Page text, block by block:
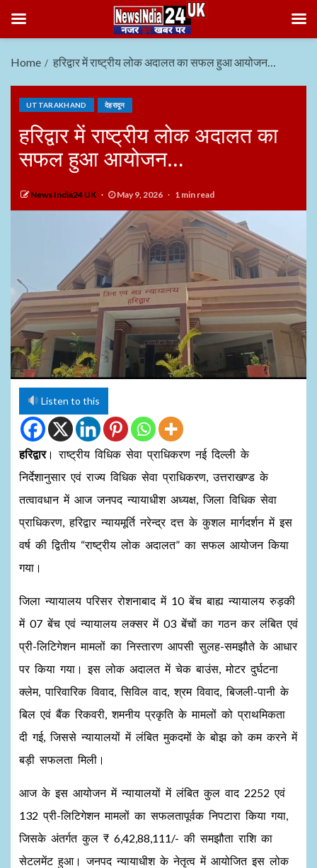
Home हरिद्वार में राष्ट्रीय लोक अदालत का सफल हुआ आयोजन…
UTTARAKHAND देहरादून
हरिद्वार में राष्ट्रीय लोक अदालत का
सफल हुआ आयोजन…
News India24 UK May 9, 2026 1 min read
Listen to this
हरिद्वार। राष्ट्रीय विधिक सेवा प्राधिकरण नई दिल्ली के
निर्देशानुसार एवं राज्य विधिक सेवा प्राधिकरण, उत्तराखण्ड के
तत्वावधान में आज जनपद न्यायाधीश अध्यक्ष, जिला विधिक सेवा
प्राधिकरण, हरिद्वार न्यायमूर्ति नरेन्द्र दत्त के कुशल मार्गदर्शन में इस
वर्ष की द्वितीय “राष्ट्रीय लोक अदालत” का सफल आयोजन किया
गया।
जिला न्यायालय परिसर रोशनाबाद में 10 बेंच बाह्य न्यायालय रुड़की
में 07 बेंच एवं न्यायालय लक्सर में 03 बेंचों का गठन कर लंबित एवं
प्री-लिटिगेशन मामलों का निस्तारण आपसी सुलह-समझौते के आधार
पर किया गया। इस लोक अदालत में चेक बाउंस, मोटर दुर्घटना
क्लेम, पारिवारिक विवाद, सिविल वाद, श्रम विवाद, बिजली-पानी के
बिल एवं बैंक रिकवरी, शमनीय प्रकृति के मामलों को प्राथमिकता
दी गई, जिससे न्यायालयों में लंबित मुकदमों के बोझ को कम करने में
बड़ी सफलता मिली।
आज के इस आयोजन में न्यायालयों में लंबित कुल वाद 2252 एवं
132 प्री-लिटिगेशन मामलों का सफलतापूर्वक निपटारा किया गया,
जिसके अंतर्गत कुल ₹ 6,42,88,111/- की समझौता राशि का
सेटलमेंट हुआ। जनपद न्यायाधीश के नेतृत्व में आयोजित इस लोक